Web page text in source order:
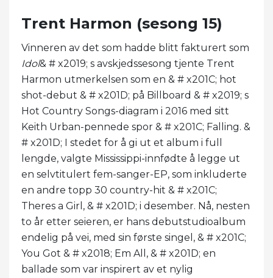
Trent Harmon (sesong 15)
Vinneren av det som hadde blitt fakturert som
Idol& # x2019; s avskjedssesong tjente Trent
Harmon utmerkelsen som en & # x201C; hot
shot-debut & # x201D; på Billboard & # x2019; s
Hot Country Songs-diagram i 2016 med sitt
Keith Urban-pennede spor & # x201C; Falling. &
# x201D; I stedet for å gi ut et album i full
lengde, valgte Mississippi-innfødte å legge ut
en selvtitulert fem-sanger-EP, som inkluderte
en andre topp 30 country-hit & # x201C;
Theres a Girl, & # x201D; i desember. Nå, nesten
to år etter seieren, er hans debutstudioalbum
endelig på vei, med sin første singel, & # x201C;
You Got & # x2018; Em All, & # x201D; en
ballade som var inspirert av et nylig